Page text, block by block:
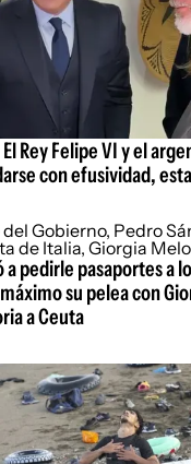
Rey Felipe VI y el
con efusividad,
a pedirle pasaportes a
su pelea con
a Ceuta